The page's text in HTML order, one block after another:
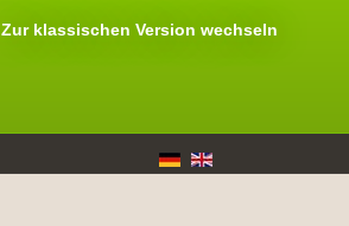
Zur klassischen Version wechseln